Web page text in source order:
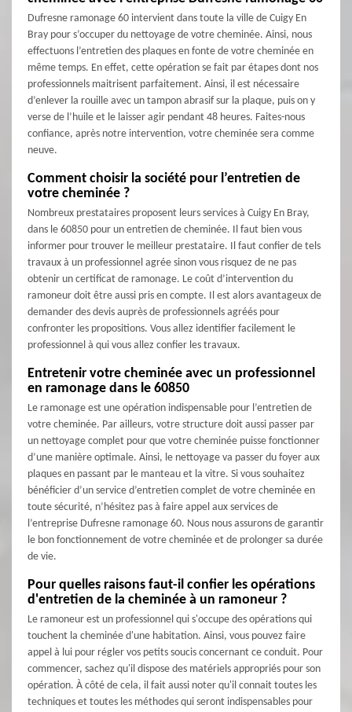
Dufresne ramonage 60 intervient dans toute la ville de Cuigy En
Bray pour s’occuper du nettoyage de votre cheminée. Ainsi, nous
effectuons l’entretien des plaques en fonte de votre cheminée en
même temps. En effet, cette opération se fait par étapes dont nos
professionnels maitrisent parfaitement. Ainsi, il est nécessaire
d’enlever la rouille avec un tampon abrasif sur la plaque, puis on y
verse de l’huile et le laisser agir pendant 48 heures. Faites-nous
confiance, après notre intervention, votre cheminée sera comme
neuve.
Comment choisir la société pour l’entretien de
votre cheminée ?
Nombreux prestataires proposent leurs services à Cuigy En Bray,
dans le 60850 pour un entretien de cheminée. Il faut bien vous
informer pour trouver le meilleur prestataire. Il faut confier de tels
travaux à un professionnel agrée sinon vous risquez de ne pas
obtenir un certificat de ramonage. Le coût d’intervention du
ramoneur doit être aussi pris en compte. Il est alors avantageux de
demander des devis auprès de professionnels agréés pour
confronter les propositions. Vous allez identifier facilement le
professionnel à qui vous allez confier les travaux.
Entretenir votre cheminée avec un professionnel
en ramonage dans le 60850
Le ramonage est une opération indispensable pour l’entretien de
votre cheminée. Par ailleurs, votre structure doit aussi passer par
un nettoyage complet pour que votre cheminée puisse fonctionner
d’une manière optimale. Ainsi, le nettoyage va passer du foyer aux
plaques en passant par le manteau et la vitre. Si vous souhaitez
bénéficier d’un service d’entretien complet de votre cheminée en
toute sécurité, n’hésitez pas à faire appel aux services de
l’entreprise Dufresne ramonage 60. Nous nous assurons de garantir
le bon fonctionnement de votre cheminée et de prolonger sa durée
de vie.
Pour quelles raisons faut-il confier les opérations
d'entretien de la cheminée à un ramoneur ?
Le ramoneur est un professionnel qui s'occupe des opérations qui
touchent la cheminée d'une habitation. Ainsi, vous pouvez faire
appel à lui pour régler vos petits soucis concernant ce conduit. Pour
commencer, sachez qu'il dispose des matériels appropriés pour son
opération. À côté de cela, il fait aussi noter qu'il connait toutes les
techniques et toutes les méthodes qui seront indispensables pour